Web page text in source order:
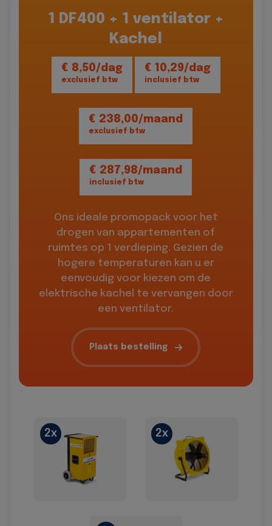
1 DF400 + 1 ventilator +
Kachel
€ 8,50/dag
exclusief btw
€ 10,29/dag
inclusief btw
€ 238,00/maand
exclusief btw
€ 287,98/maand
inclusief btw
Ons ideale promopack voor het
drogen van appartementen of
ruimtes op 1 verdieping. Gezien de
hogere temperaturen kan u er
eenvoudig voor kiezen om de
elektrische kachel te vervangen door
een ventilator.
Plaats bestelling
2x 2x